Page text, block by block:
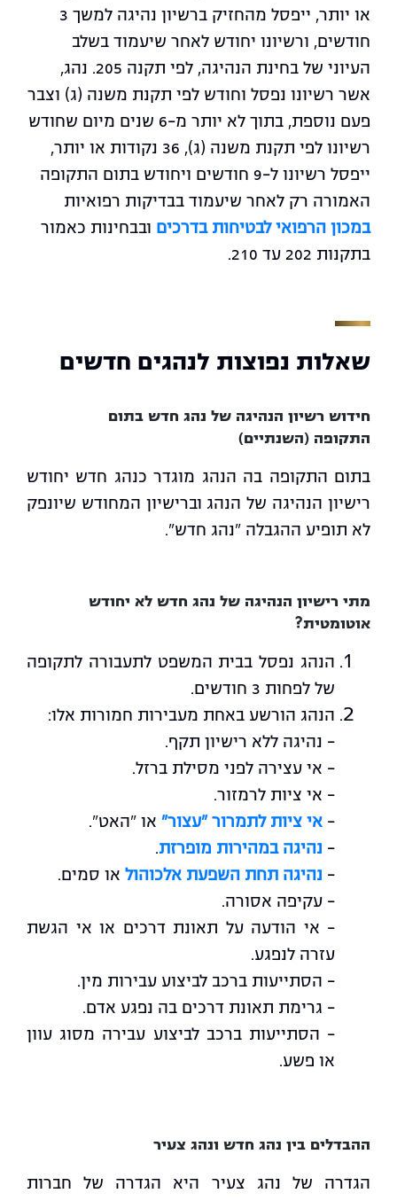
או יותר, ייפסל מהחזיק ברשיון נהיגה למשך 3
חודשים, ורשיונו יחודש לאחר שיעמוד בשלב
העיוני של בחינת הנהיגה, לפי תקנה 205. נהג,
אשר רשיונו נפסל וחודש לפי תקנת משנה (ג) וצבר
פעם נוספת, בתוך לא יותר מ-6 שנים מיום שחודש
רשיונו לפי תקנת משנה (ג), 36 נקודות או יותר,
ייפסל רשיונו ל-9 חודשים ויחודש בתום התקופה
האמורה רק לאחר שיעמוד בבדיקות רפואיות
במכון הרפואי לבטיחות בדרכים ובבחינות כאמור
בתקנות 202 עד 210.
שאלות נפוצות לנהגים חדשים
חידוש רשיון הנהיגה של נהג חדש בתום
התקופה (השנתיים)
בתום התקופה בה הנהג מוגדר כנהג חדש יחודש
רישיון הנהיגה של הנהג וברישיון המחודש שיונפק
לא תופיע ההגבלה "נהג חדש".
מתי רישיון הנהיגה של נהג חדש לא יחודש
אוטומטית?
הנהג נפסל בבית המשפט לתעבורה לתקופה
של לפחות 3 חודשים.
הנהג הורשע באחת מעבירות חמורות אלו:
– נהיגה ללא רישיון תקף.
– אי עצירה לפני מסילת ברזל.
– אי ציות לרמזור.
– אי ציות לתמרור "עצור" או "האט".
– נהיגה במהירות מופרזת.
– נהיגה תחת השפעת אלכוהול או סמים.
– עקיפה אסורה.
– אי הודעה על תאונת דרכים או אי הגשת
עזרה לנפגע.
– הסתייעות ברכב לביצוע עבירות מין.
– גרימת תאונת דרכים בה נפגע אדם.
– הסתייעות ברכב לביצוע עבירה מסוג עוון
או פשע.
ההבדלים בין נהג חדש ונהג צעיר
הגדרה של נהג צעיר היא הגדרה של חברות